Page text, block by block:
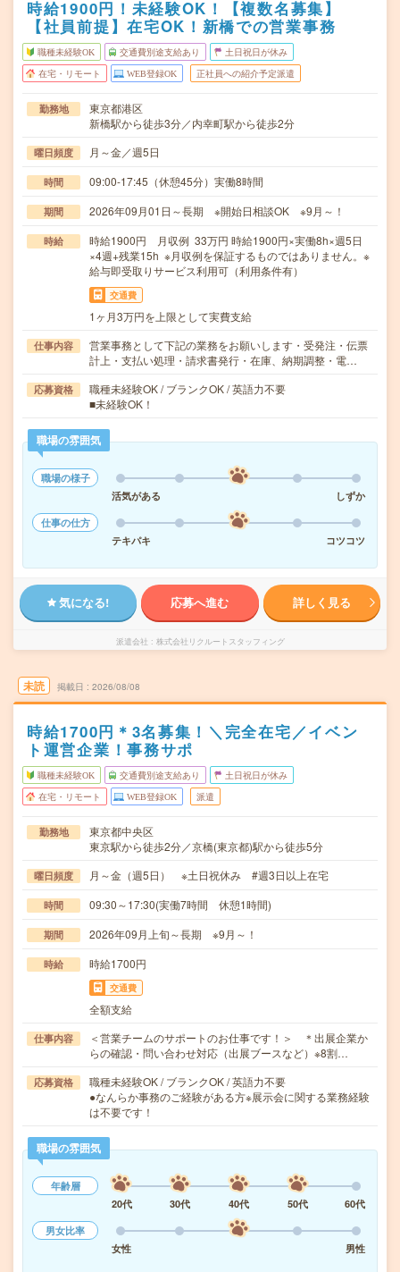
時給1900円！未経験OK！【複数名募集】
【社員前提】在宅OK！新橋での営業事務
職種未経験OK 交通費別途支給あり 土日祝日が休み
在宅・リモート WEB登録OK 正社員への紹介予定派遣
勤務地
東京都港区
新橋駅から徒歩3分／内幸町駅から徒歩2分
曜日頻度 月～金／週5日
時間 09:00-17:45（休憩45分）実働8時間
期間 2026年09月01日～長期 ※開始日相談OK ※9月～！
時給
時給1900円 月収例 33万円 時給1900円×実働8h×週5日
×4週+残業15h ※月収例を保証するものではありません。※
給与即受取りサービス利用可（利用条件有）
交通費
1ヶ月3万円を上限として実費支給
仕事内容
営業事務として下記の業務をお願いします・受発注・伝票
計上・支払い処理・請求書発行・在庫、納期調整・電…
応募資格
職種未経験OK / ブランクOK / 英語力不要
■未経験OK！
職場の雰囲気
職場の様子
活気がある
しずか
仕事の仕方
テキパキ
コツコツ
気になる! 応募へ進む 詳しく見る
派遣会社 株式会社リクルートスタッフィング
未読 掲載日 2026/08/08
時給1700円＊3名募集！＼完全在宅／イベン
ト運営企業！事務サポ
職種未経験OK 交通費別途支給あり 土日祝日が休み
在宅・リモート WEB登録OK 派遣
勤務地
東京都中央区
東京駅から徒歩2分／京橋(東京都)駅から徒歩5分
曜日頻度 月～金（週5日） ※土日祝休み #週3日以上在宅
時間 09:30～17:30(実働7時間 休憩1時間)
期間 2026年09月上旬～長期 ※9月～！
時給 時給1700円
交通費
全額支給
仕事内容
＜営業チームのサポートのお仕事です！＞ ＊出展企業か
らの確認・問い合わせ対応（出展ブースなど）※8割…
応募資格
職種未経験OK / ブランクOK / 英語力不要
●なんらか事務のご経験がある方※展示会に関する業務経験
は不要です！
職場の雰囲気
年齢層
20代
30代 40代 50代
60代
男女比率
女性
男性